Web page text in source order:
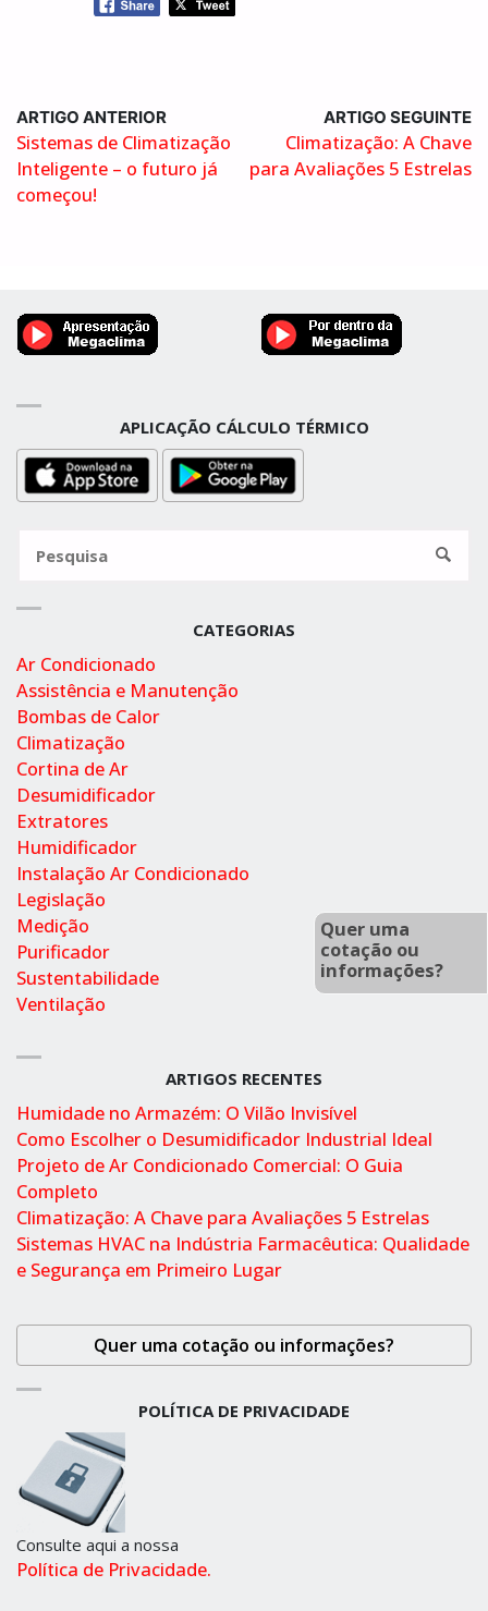
Quer uma
cotação ou
informações?
ARTIGO ANTERIOR
Sistemas de Climatização
Inteligente – o futuro já
começou!
ARTIGO SEGUINTE
Climatização: A Chave
para Avaliações 5 Estrelas
APLICAÇÃO CÁLCULO TÉRMICO
CATEGORIAS
Ar Condicionado
Assistência e Manutenção
Bombas de Calor
Climatização
Cortina de Ar
Desumidificador
Extratores
Humidificador
Instalação Ar Condicionado
Legislação
Medição
Purificador
Sustentabilidade
Ventilação
ARTIGOS RECENTES
Humidade no Armazém: O Vilão Invisível
Como Escolher o Desumidificador Industrial Ideal
Projeto de Ar Condicionado Comercial: O Guia
Completo
Climatização: A Chave para Avaliações 5 Estrelas
Sistemas HVAC na Indústria Farmacêutica: Qualidade
e Segurança em Primeiro Lugar
Quer uma cotação ou informações?
POLÍTICA DE PRIVACIDADE
Consulte aqui a nossa
Política de Privacidade.